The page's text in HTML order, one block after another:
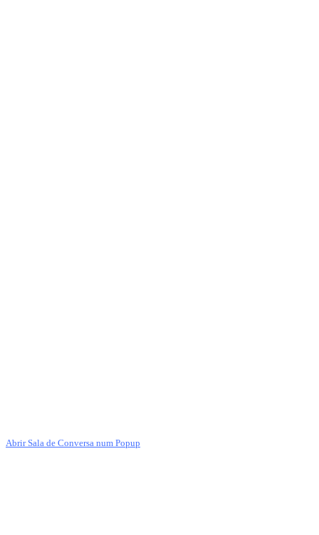
Abrir Sala de Conversa num Popup